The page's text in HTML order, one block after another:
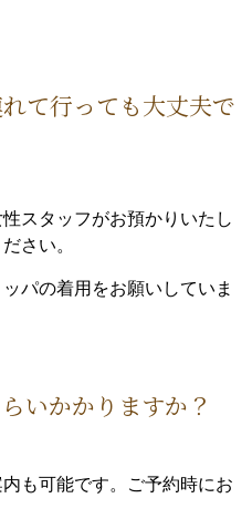
て行っても大丈夫で
スタッフがお預かりいたし
さい。
パの着用をお願いしていま
いかかりますか？
も可能です。ご予約時にお